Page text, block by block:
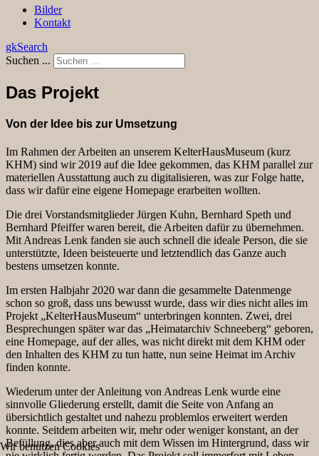
Bilder
Kontakt
gkSearch
Suchen ...
Das Projekt
Von der Idee bis zur Umsetzung
Im Rahmen der Arbeiten an unserem KelterHausMuseum (kurz
KHM) sind wir 2019 auf die Idee gekommen, das KHM parallel zur
materiellen Ausstattung auch zu digitalisieren, was zur Folge hatte,
dass wir dafür eine eigene Homepage erarbeiten wollten.
Die drei Vorstandsmitglieder Jürgen Kuhn, Bernhard Speth und
Bernhard Pfeiffer waren bereit, die Arbeiten dafür zu übernehmen.
Mit Andreas Lenk fanden sie auch schnell die ideale Person, die sie
unterstützte, Ideen beisteuerte und letztendlich das Ganze auch
bestens umsetzen konnte.
Im ersten Halbjahr 2020 war dann die gesammelte Datenmenge
schon so groß, dass uns bewusst wurde, dass wir dies nicht alles im
Projekt „KelterHausMuseum“ unterbringen konnten. Zwei, drei
Besprechungen später war das „Heimatarchiv Schneeberg“ geboren,
eine Homepage, auf der alles, was nicht direkt mit dem KHM oder
den Inhalten des KHM zu tun hatte, nun seine Heimat im Archiv
finden konnte.
Wiederum unter der Anleitung von Andreas Lenk wurde eine
sinnvolle Gliederung erstellt, damit die Seite von Anfang an
übersichtlich gestaltet und nahezu problemlos erweitert werden
konnte. Seitdem arbeiten wir, mehr oder weniger konstant, an der
Befüllung, dies aber auch mit dem Wissen im Hintergrund, dass wir
Wir benutzen Cookies